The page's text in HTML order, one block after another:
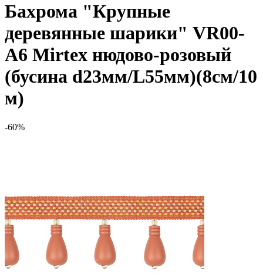
Бахрома "Крупные
деревянные шарики" VR00-
A6 Mirtex нюдово-розовый
(бусина d23мм/L55мм)(8см/10
м)
-60%